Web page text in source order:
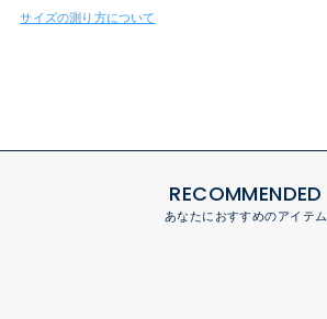
サイズの測り方について
RECOMMENDED
あなたにおすすめのアイテム